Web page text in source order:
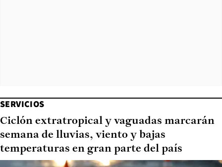
SERVICIOS
Ciclón extratropical y vaguadas marcarán
semana de lluvias, viento y bajas
temperaturas en gran parte del país